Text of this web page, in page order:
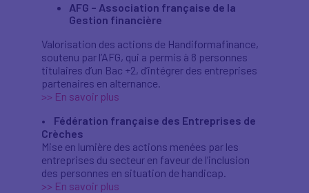
AFG – Association française de la
Gestion financière
Valorisation des actions de Handiformafinance,
soutenu par l’AFG, qui a permis à 8 personnes
titulaires d’un Bac +2, d’intégrer des entreprises
partenaires en alternance.
>> En savoir plus
• Fédération française des Entreprises de
Crèches
Mise en lumière des actions menées par les
entreprises du secteur en faveur de l’inclusion
des personnes en situation de handicap.
>> En savoir plus